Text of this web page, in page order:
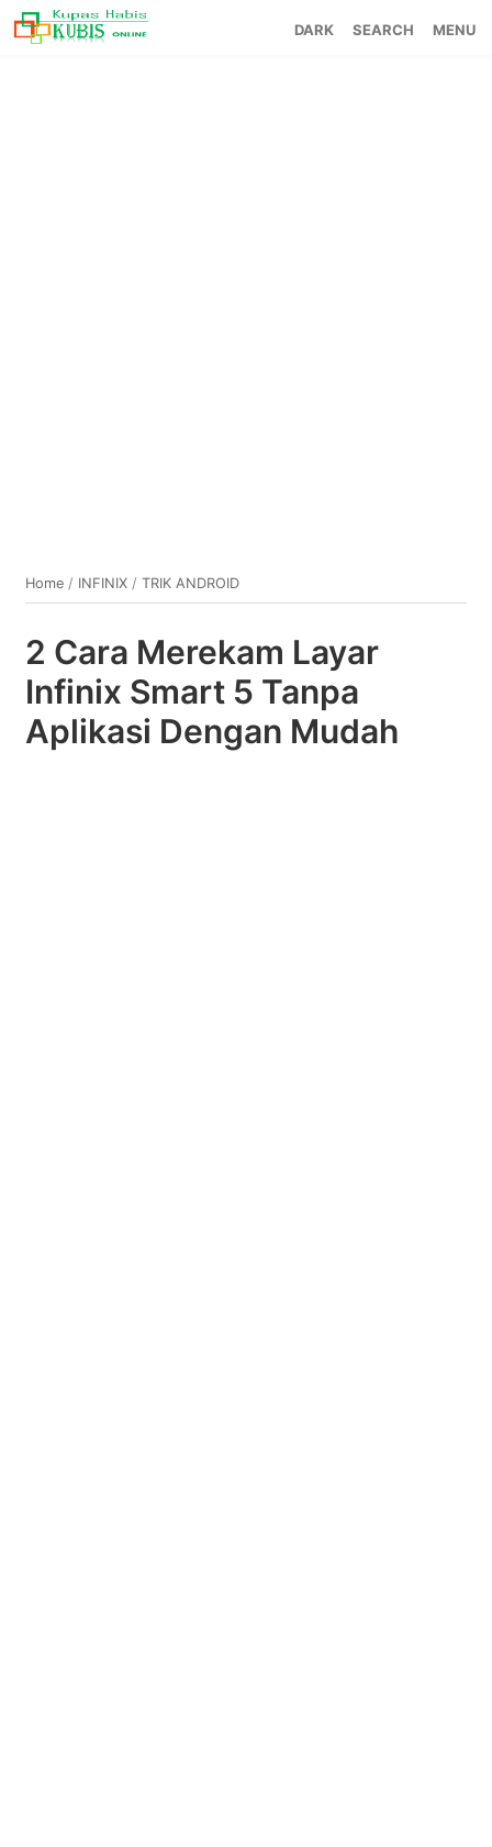
SEARCH MENU
Home / INFINIX /TRIK ANDROID
2 Cara Merekam Layar
Infinix Smart 5 Tanpa
Aplikasi Dengan Mudah